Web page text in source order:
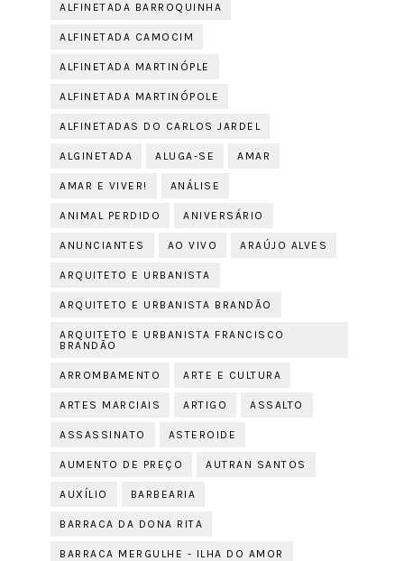
ALFINETADA BARROQUINHA
ALFINETADA CAMOCIM
ALFINETADA MARTINÓPLE
ALFINETADA MARTINÓPOLE
ALFINETADAS DO CARLOS JARDEL
ALGINETADA ALUGA-SE AMAR
AMAR E VIVER! ANÁLISE
ANIMAL PERDIDO ANIVERSÁRIO
ANUNCIANTES AO VIVO ARAÚJO ALVES
ARQUITETO E URBANISTA
ARQUITETO E URBANISTA BRANDÃO
ARQUITETO E URBANISTA FRANCISCO
BRANDÃO
ARROMBAMENTO ARTE E CULTURA
ARTES MARCIAIS ARTIGO ASSALTO
ASSASSINATO ASTEROIDE
AUMENTO DE PREÇO AUTRAN SANTOS
AUXÍLIO BARBEARIA
BARRACA DA DONA RITA
BARRACA MERGULHE - ILHA DO AMOR